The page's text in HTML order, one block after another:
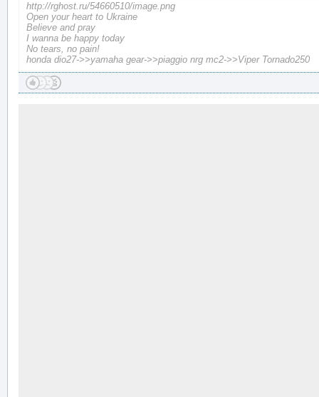
http://rghost.ru/54660510/image.png
Open your heart to Ukraine
Believe and pray
I wanna be happy today
No tears, no pain!
honda dio27->>yamaha gear->>piaggio nrg mc2->>Viper Tornado250